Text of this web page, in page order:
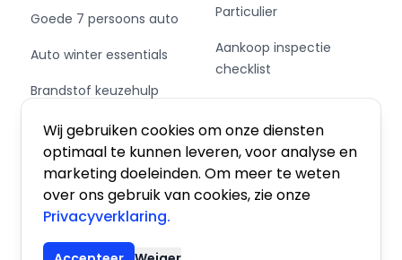
Wij gebruiken cookies om onze diensten
optimaal te kunnen leveren, voor analyse en
marketing doeleinden. Om meer te weten
over ons gebruik van cookies, zie onze
Privacyverklaring.
Goede 7 persoons auto
Auto winter essentials
Brandstof keuzehulp
Schakel of automaat?
Particulier
Aankoop inspectie
checklist
Private Leasen,
Financieren of Kopen?